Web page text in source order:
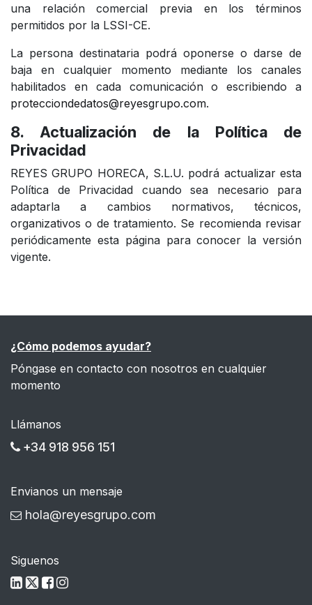
una relación comercial previa en los términos
permitidos por la LSSI-CE.
La persona destinataria podrá oponerse o darse de
baja en cualquier momento mediante los canales
habilitados en cada comunicación o escribiendo a
protecciondedatos@reyesgrupo.com.
8. Actualización de la Política de
Privacidad
REYES GRUPO HORECA, S.L.U. podrá actualizar esta
Política de Privacidad cuando sea necesario para
adaptarla a cambios normativos, técnicos,
organizativos o de tratamiento. Se recomienda revisar
periódicamente esta página para conocer la versión
vigente.
¿Cómo podemos ayudar?
Póngase en contacto con nosotros en cualquier
momento
Llámanos
+34 918 956 151
Envianos un mensaje
hola@reyesgrupo.com
Siguenos